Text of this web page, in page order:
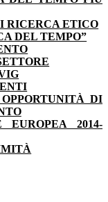
RICERCA ETICO
DEL TEMPO”
DI
EUROPEA 2014-